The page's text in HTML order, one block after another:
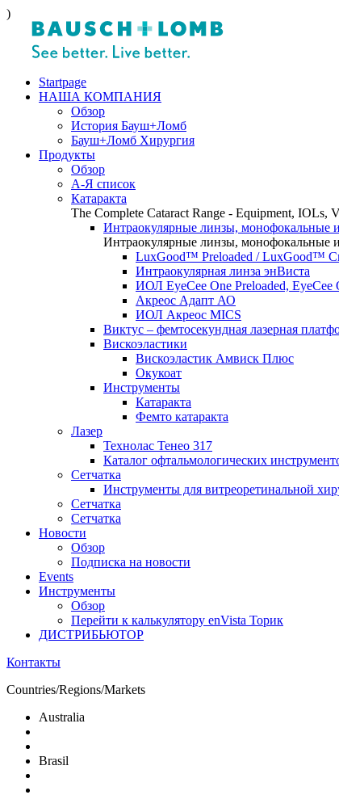
)
Startpage
НАША КОМПАНИЯ
Обзор
История Бауш+Ломб
Бауш+Ломб Хирургия
Продукты
Обзор
А-Я список
Катаракта
The Complete Cataract Range - Equipment, IOLs,
Интраокулярные линзы, монофокальные
Интраокулярные линзы, монофокальные
LuxGood™ Preloaded / LuxGood™
Интраокулярная линза энВиста
ИОЛ EyeCee One Preloaded, EyeCee
Акреос Адапт АО
ИОЛ Акреос MICS
Виктус – фемтосекундная лазерная
Вискоэластики
Вискоэластик Амвиск Плюс
Окукоат
Инструменты
Катаракта
Фемто катаракта
Лазер
Технолас Тенео 317
Каталог офтальмологических
Сетчатка
Инструменты для витреоретинальной
Сетчатка
Сетчатка
Новости
Обзор
Подписка на новости
Events
Инструменты
Обзор
Перейти к калькулятору enVista Торик
ДИСТРИБЬЮТОР
Контакты
Countries/Regions/Markets
Australia
Brasil